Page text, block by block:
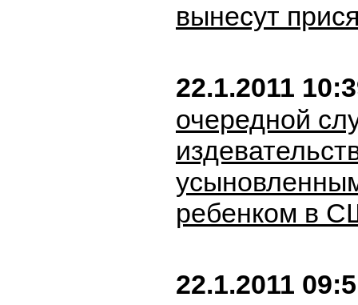
вынесут
22.1.2011
очередной
ребенком в
22.1.2011